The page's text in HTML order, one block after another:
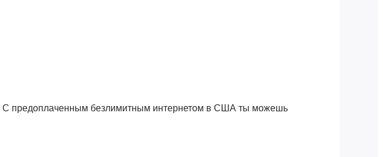
С предоплаченным безлимитным интернетом в США ты можешь